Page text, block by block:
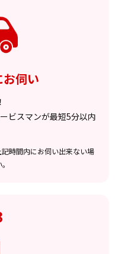
伺い
ビスマンが最短5分以内
時間内にお伺い出来ない場